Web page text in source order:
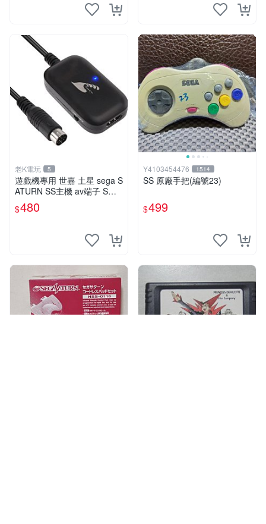
老K電玩 5
遊戲機專用 世嘉 土星 sega S
ATURN SS主機 av端子 S端
子 轉HDMI視頻線
$480
Y4103454476 1514
SS 原廠手把(編號23)
$499